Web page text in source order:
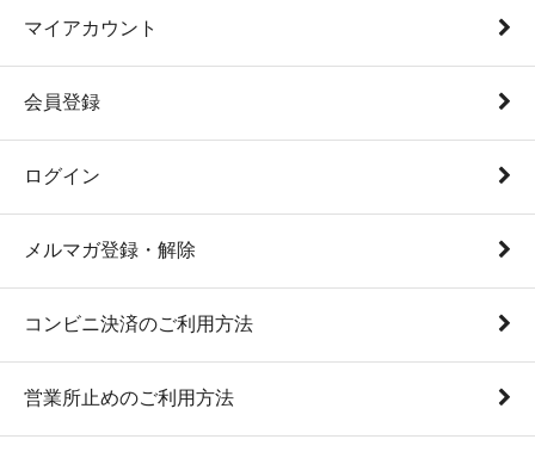
マイアカウント
会員登録
ログイン
メルマガ登録・解除
コンビニ決済のご利用方法
営業所止めのご利用方法